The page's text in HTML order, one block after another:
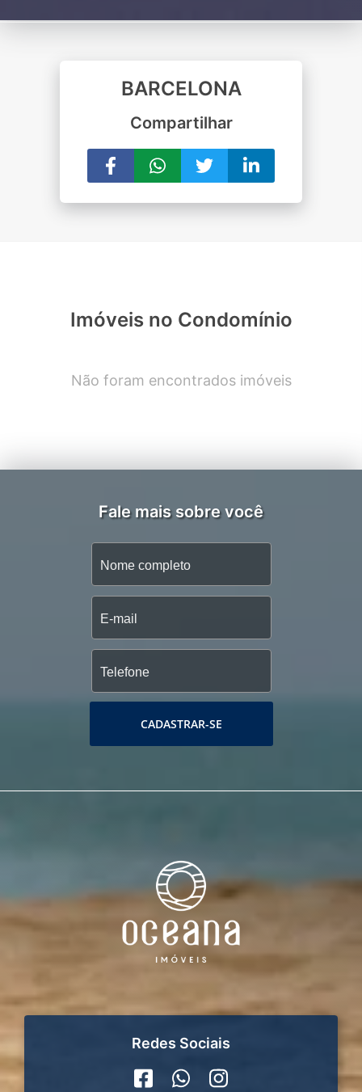
BARCELONA
Compartilhar
Imóveis no Condomínio
Não foram encontrados imóveis
Fale mais sobre você
CADASTRAR-SE
Redes Sociais